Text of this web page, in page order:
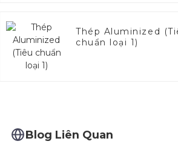
Thép Aluminized
chuẩn loại 1)
Blog Liên Quan